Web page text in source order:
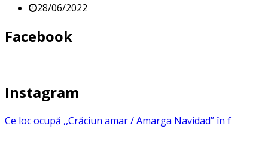
28/06/2022
Facebook
Instagram
Ce loc ocupă ,,Crăciun amar / Amarga Navidad” în f